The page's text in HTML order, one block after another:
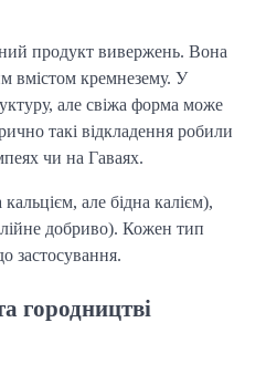
продукт вивержень. Вона
вмістом кремнезему. У
але свіжа форма може
такі відкладення робили
чи на Гаваях.
але бідна калієм),
добриво). Кожен тип
застосування.
городництві